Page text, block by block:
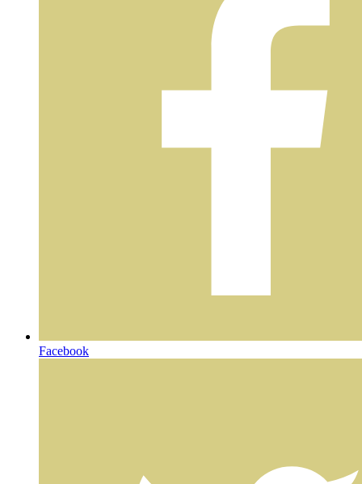
Facebook